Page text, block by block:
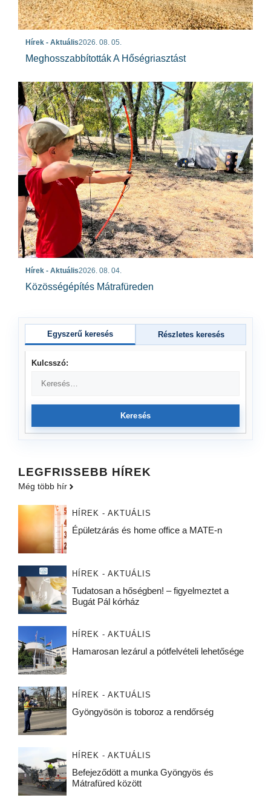
Hírek - Aktuális2026. 08. 05.
Meghosszabbították A Hőségriasztást
Hírek - Aktuális2026. 08. 04.
Közösségépítés Mátrafüreden
Egyszerű keresés Részletes keresés
Kulcsszó:
Keresés
LEGFRISSEBB HÍREK
Még több hír
HÍREK - AKTUÁLIS
Épületzárás és home office a MATE-n
HÍREK - AKTUÁLIS
Tudatosan a hőségben! – figyelmeztet a
Bugát Pál kórház
HÍREK - AKTUÁLIS
Hamarosan lezárul a pótfelvételi lehetősége
HÍREK - AKTUÁLIS
Gyöngyösön is toboroz a rendőrség
HÍREK - AKTUÁLIS
Befejeződött a munka Gyöngyös és
Mátrafüred között